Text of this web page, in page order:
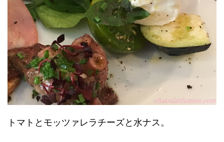
トマトとモッツァレラチーズと水ナス。